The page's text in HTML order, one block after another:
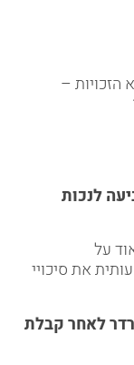
הזכויות –
לנכות
על
את סיכויי
לאחר קבלת